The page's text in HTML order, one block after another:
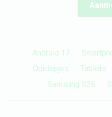
Android 17
Oordopjes
Tablets
Samsung S26